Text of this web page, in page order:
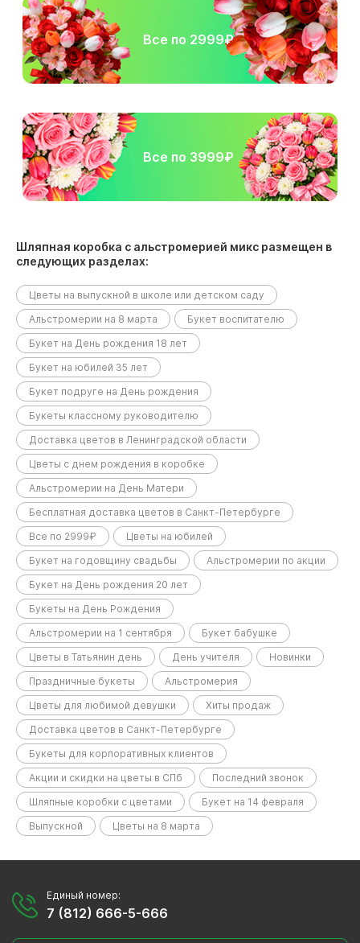
Все по 2999₽
Все по 3999₽
Шляпная коробка с альстромерией микс размещен в
следующих разделах:
Цветы на выпускной в школе или детском саду
Альстромерии на 8 марта
Букет воспитателю
Букет на День рождения 18 лет
Букет на юбилей 35 лет
Букет подруге на День рождения
Букеты классному руководителю
Доставка цветов в Ленинградской области
Цветы с днем рождения в коробке
Альстромерии на День Матери
Бесплатная доставка цветов в Санкт-Петербурге
Все по 2999₽
Цветы на юбилей
Букет на годовщину свадьбы
Альстромерии по акции
Букет на День рождения 20 лет
Букеты на День Рождения
Альстромерии на 1 сентября
Букет бабушке
Цветы в Татьянин день
День учителя
Новинки
Праздничные букеты
Альстромерия
Цветы для любимой девушки
Хиты продаж
Доставка цветов в Санкт-Петербурге
Букеты для корпоративных клиентов
Акции и скидки на цветы в СПб
Последний звонок
Шляпные коробки с цветами
Букет на 14 февраля
Выпускной
Цветы на 8 марта
Единый номер:
7 (812) 666-5-666